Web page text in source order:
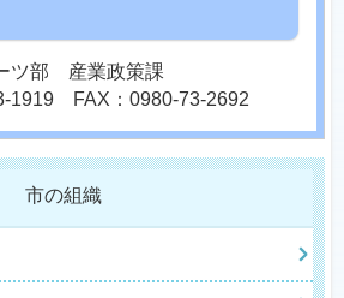
ツ部 産業政策課
1919 FAX：0980-73-2692
市の組織